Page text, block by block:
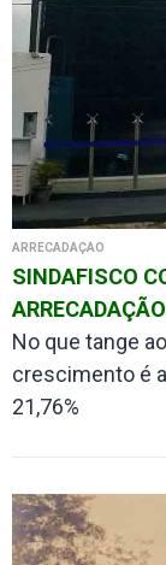
ARRECADAÇÃO
SINDAFISCO
No que tange
crescimento é
21,76%